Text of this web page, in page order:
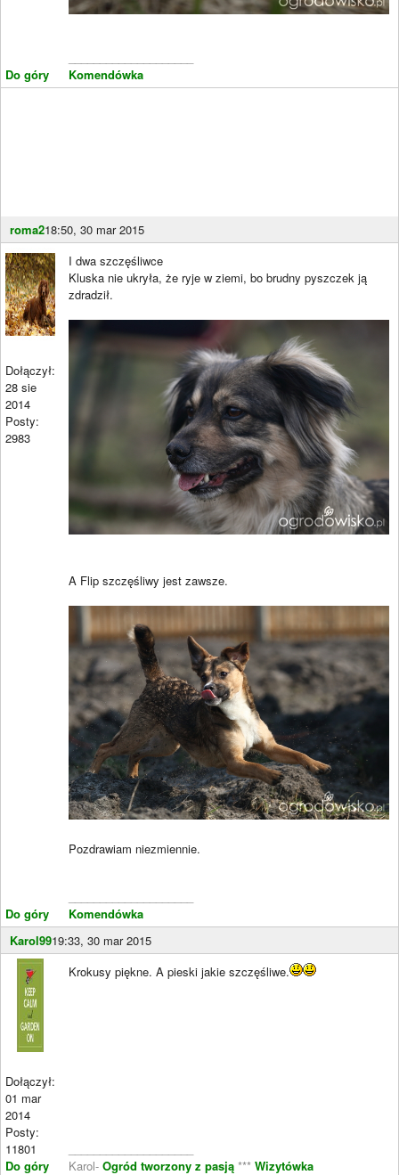
Do góry
Komendówka
roma218:50, 30 mar 2015
Dołączył:
28 sie
2014
Posty:
2983
Do góry
I dwa szczęśliwce
Kluska nie ukryła, że ryje w ziemi, bo brudny pyszczek ją
zdradził.
A Flip szczęśliwy jest zawsze.
Pozdrawiam niezmiennie.
Komendówka
Karol9919:33, 30 mar 2015
Dołączył:
01 mar
2014
Posty:
11801
Do góry
Krokusy piękne. A pieski jakie szczęśliwe.
Karol- Ogród tworzony z pasją *** Wizytówka